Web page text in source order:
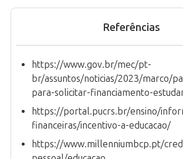
Referências
https://www.gov.br/mec/pt-
br/assuntos/noticias/2023/marco/
para-solicitar-financiamento-
https://portal.pucrs.br/ensino/
financeiras/incentivo-a-educacao/
https://www.millenniumbcp.pt/